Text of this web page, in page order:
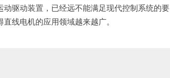
驱动装置，已经远不能满足现代控制系统的要
线电机的应用领域越来越广。